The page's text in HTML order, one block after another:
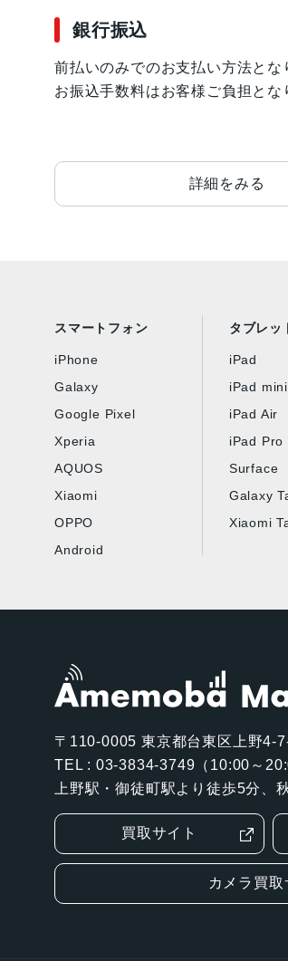
銀行振込
前払いのみでのお支払い方法とな
お振込手数料はお客様ご負担とな
詳細をみる
スマートフォン
iPhone
Galaxy
Google Pixel
Xperia
AQUOS
Xiaomi
OPPO
Android
タブレッ
iPad
iPad mini
iPad Air
iPad Pro
Surface
Galaxy
Xiaomi
〒110-0005 東京都台東区上野4-
TEL : 03-3834-3749（10:00～
上野駅・御徒町駅より徒歩5分、
買取サイト
カメラ買取